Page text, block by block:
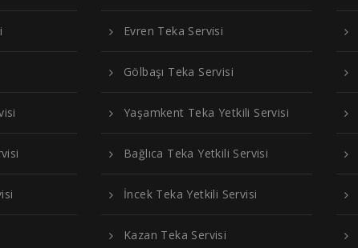
Evren Teka Servisi
Gölbaşı Teka Servisi
Yaşamkent Teka Yetkili Servisi
Bağlıca Teka Yetkili Servisi
İncek Teka Yetkili Servisi
Kazan Teka Servisi